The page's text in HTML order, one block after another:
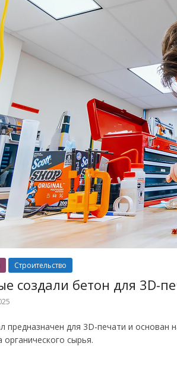
Строительство
создали бетон для 3D-
предназначен для 3D-печати и основан
органического сырья.